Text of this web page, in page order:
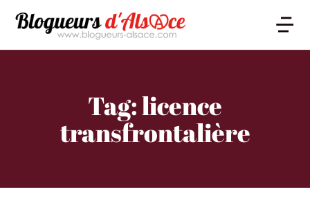
Tag: licence
transfrontalière